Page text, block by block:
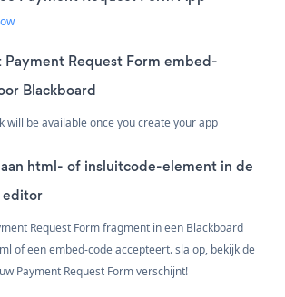
Payment Request Form embed-
Blackboard
will be available once you create your app
html- of insluitcode-element in de
editor
Request Form fragment in een Blackboard
of een embed-code accepteert. sla op, bekijk de
Payment Request Form verschijnt!